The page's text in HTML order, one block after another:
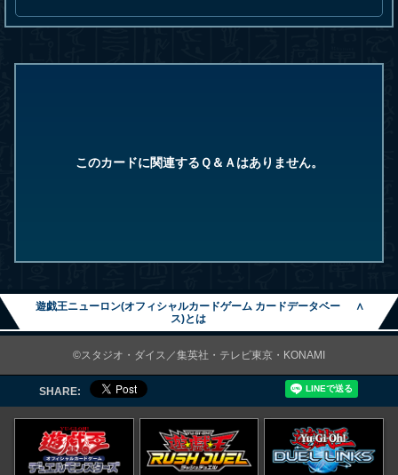
このカードに関連するＱ＆Ａはありません。
遊戯王ニューロン(オフィシャルカードゲーム カードデータベー
ス)とは
∧
©スタジオ・ダイス／集英社・テレビ東京・KONAMI
SHARE: